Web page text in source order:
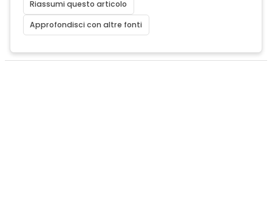
Riassumi questo articolo
Approfondisci con altre fonti